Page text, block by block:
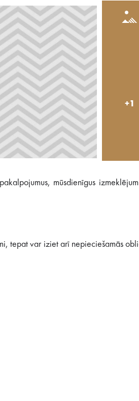
+1
mūsdienīgus
tepat var iziet arī nepieciešamās